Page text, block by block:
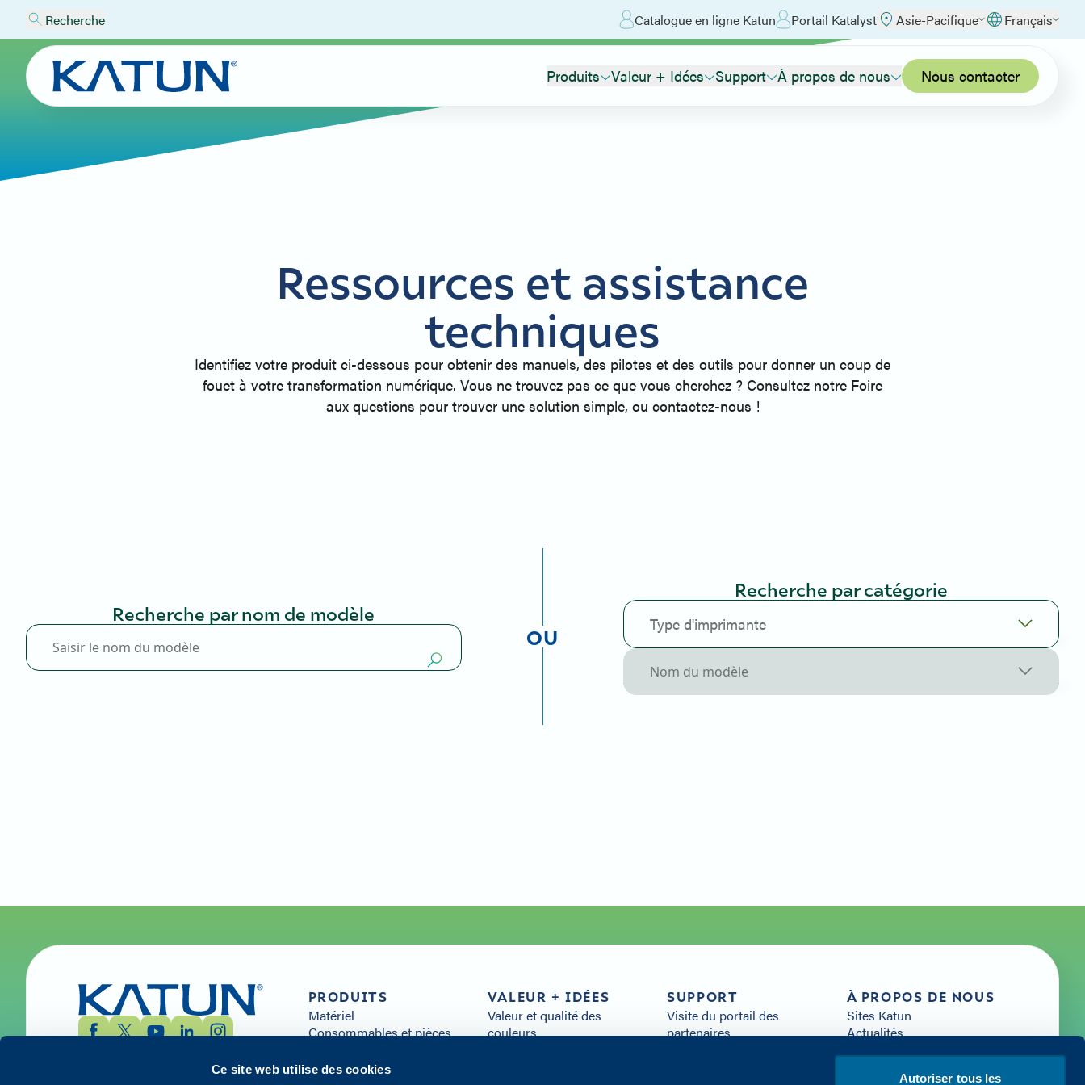
Ce site web utilise des cookies
Autoriser tous les
Recherche Catalogue en ligne Katun Portail Katalyst Asie-Pacifique Français
Produits Valeur + Idées Support À propos de nous Nous contacter
Ressources et assistance
techniques
Identifiez votre produit ci-dessous pour obtenir des manuels, des pilotes et des outils pour donner un coup de
fouet à votre transformation numérique. Vous ne trouvez pas ce que vous cherchez ? Consultez notre Foire
aux questions pour trouver une solution simple, ou contactez-nous !
Recherche par nom de modèle
OU
Recherche par catégorie
Type d'imprimante
Couleur
Nom du modèle
PRODUITS
Matériel
Consommables et pièces
Solutions
VALEUR + IDÉES
Valeur et qualité des
couleurs
SUPPORT
Visite du portail des
partenaires
À PROPOS DE NOUS
Sites Katun
Actualités